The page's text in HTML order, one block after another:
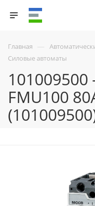
Главная —
Силовые автоматы
101009500
FMU100